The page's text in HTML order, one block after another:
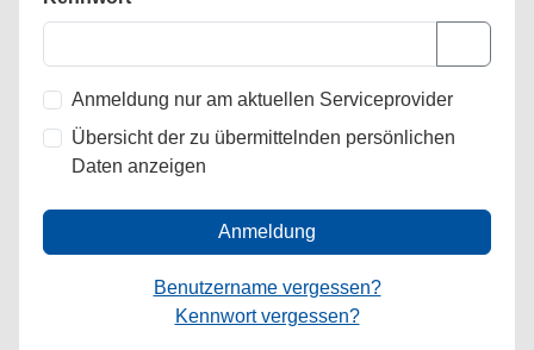
Anmeldung nur am aktuellen Serviceprovider
Übersicht der zu übermittelnden persönlichen
Daten anzeigen
Anmeldung
Benutzername vergessen?
Kennwort vergessen?